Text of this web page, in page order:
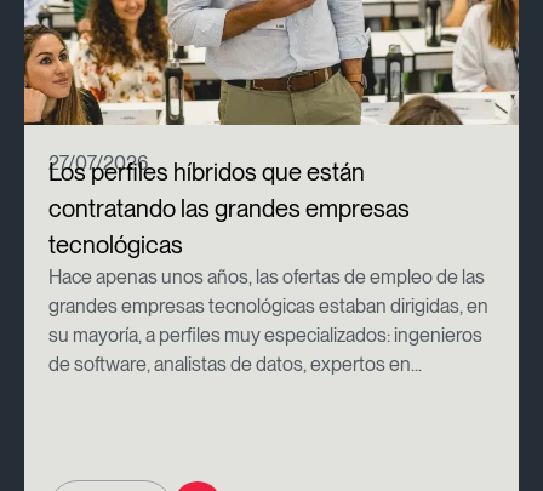
27/07/2026
Los perfiles híbridos que están
contratando las grandes empresas
tecnológicas
Hace apenas unos años, las ofertas de empleo de las
grandes empresas tecnológicas estaban dirigidas, en
su mayoría, a perfiles muy especializados: ingenieros
de software, analistas de datos, expertos en...